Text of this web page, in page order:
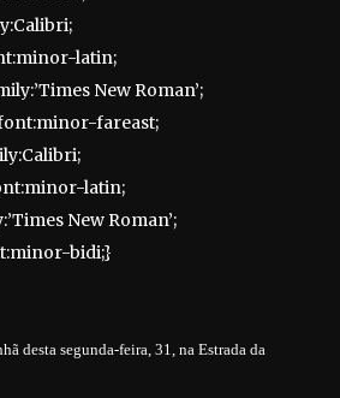
latin;
New Roman’;
fareast;
latin;
New Roman’;
bidi;}
desta segunda-feira, 31, na Estrada da